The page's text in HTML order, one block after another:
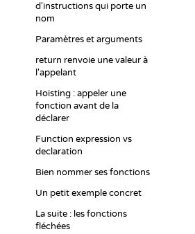
d'instructions qui porte un
nom
Paramètres et arguments
return renvoie une valeur à
l'appelant
Hoisting : appeler une
fonction avant de la
déclarer
Function expression vs
declaration
Bien nommer ses fonctions
Un petit exemple concret
La suite : les fonctions
fléchées